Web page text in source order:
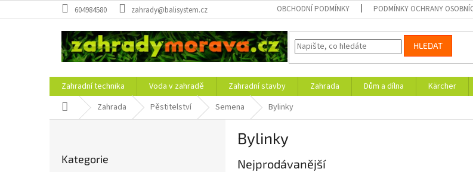
na
604984580 zahrady@balisystem.cz OBCHODNÍ PODMÍNKY PODMÍNKY OCHRANY
HLEDAT
Zahradní technika Voda v zahradě Zahradní stavby Zahrada Dům a dílna Kärcher
Domů Zahrada Pěstitelství Semena Bylinky
kategorie
Kategorie
Bylinky
Nejprodávanější